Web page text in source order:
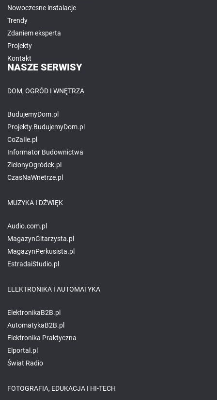
Nowoczesne instalacje
Trendy
Zdaniem eksperta
Projekty
Kontakt
NASZE SERWISY
DOM, OGRÓD I WNĘTRZA
BudujemyDom.pl
Projekty.BudujemyDom.pl
CoZaIle.pl
Informator Budownictwa
ZielonyOgródek.pl
CzasNaWnetrze.pl
MUZYKA I DŹWIĘK
Audio.com.pl
MagazynGitarzysta.pl
MagazynPerkusista.pl
EstradaiStudio.pl
ELEKTRONIKA I AUTOMATYKA
ElektronikaB2B.pl
AutomatykaB2B.pl
Elektronika Praktyczna
Elportal.pl
Świat Radio
FOTOGRAFIA, EDUKACJA I HI-TECH